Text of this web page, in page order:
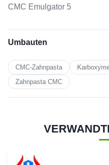
Umbauten
CMC-Zahnpasta
Zahnpasta CMC